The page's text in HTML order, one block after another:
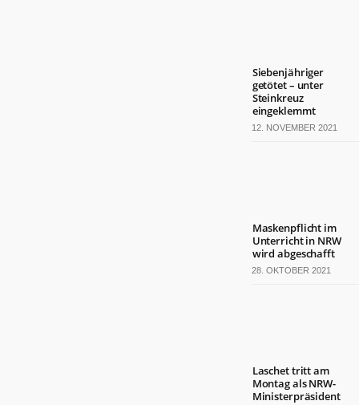
Siebenjähriger
getötet – unter
Steinkreuz
eingeklemmt
12. NOVEMBER 2021
Maskenpflicht im
Unterricht in NRW
wird abgeschafft
28. OKTOBER 2021
Laschet tritt am
Montag als NRW-
Ministerpräsident